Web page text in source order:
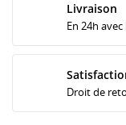
Livraison
En 24h
Droit de